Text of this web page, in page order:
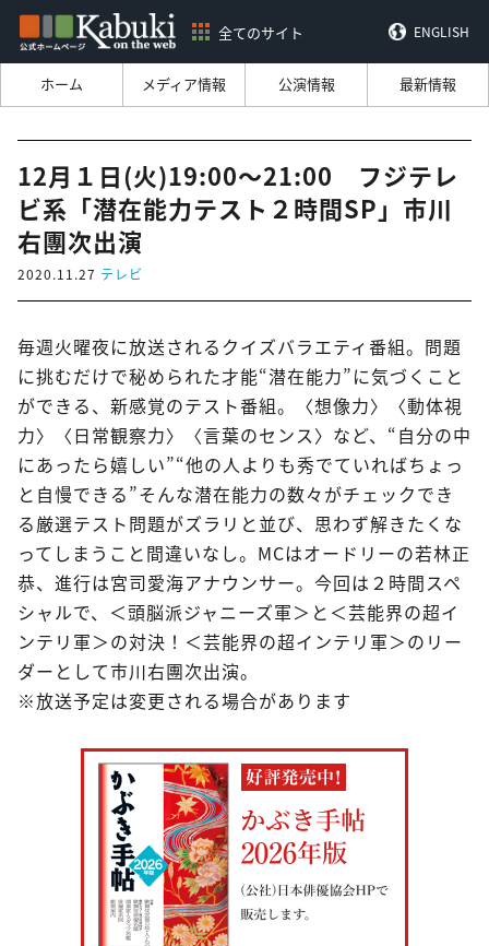
全てのサイト ENGLISH
ホーム メディア情報 公演情報 最新情報
12月１日(火)19:00～21:00 フジテレ
ビ系「潜在能力テスト２時間SP」市川
右團次出演
2020.11.27 テレビ
毎週火曜夜に放送されるクイズバラエティ番組。問題
に挑むだけで秘められた才能“潜在能力”に気づくこと
ができる、新感覚のテスト番組。〈想像力〉〈動体視
力〉〈日常観察力〉〈言葉のセンス〉など、“自分の中
にあったら嬉しい”“他の人よりも秀でていればちょっ
と自慢できる”そんな潜在能力の数々がチェックでき
る厳選テスト問題がズラリと並び、思わず解きたくな
ってしまうこと間違いなし。MCはオードリーの若林正
恭、進行は宮司愛海アナウンサー。今回は２時間スペ
シャルで、＜頭脳派ジャニーズ軍＞と＜芸能界の超イ
ンテリ軍＞の対決！＜芸能界の超インテリ軍＞のリー
ダーとして市川右團次出演。
※放送予定は変更される場合があります